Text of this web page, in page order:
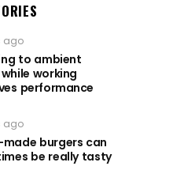
ago
to ambient
working
performance
ago
made burgers can
be really tasty